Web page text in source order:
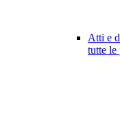
Atti e
tutte le